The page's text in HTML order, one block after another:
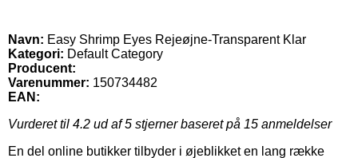
Navn: Easy Shrimp Eyes Rejeøjne-Transparent Klar
Kategori: Default Category
Producent:
Varenummer: 150734482
EAN:
Vurderet til 4.2 ud af 5 stjerner baseret på 15 anmeldelser
En del online butikker tilbyder i øjeblikket en lang række